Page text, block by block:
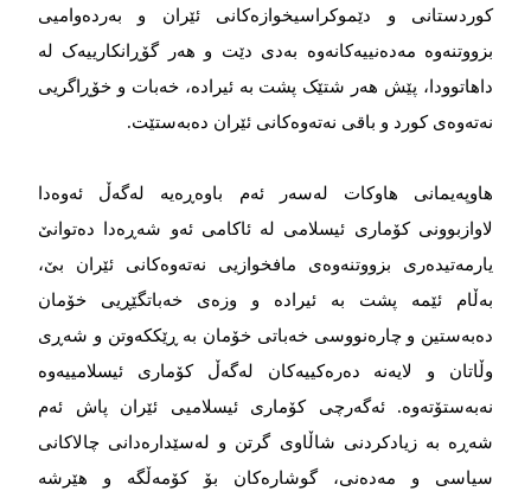
کوردستانی و دێموکراسیخوازەکانی ئێران و بەردەوامیی
بزووتنەوە مەدەنییەکانەوە بەدی دێت و هەر گۆڕانکارییەک لە
داهاتوودا، پێش هەر شتێک پشت بە ئیرادە، خەبات و خۆڕاگریی
نەتەوەی کورد و باقی نەتەوەکانی ئێران دەبەستێت.
هاوپەیمانی هاوکات لەسەر ئەم باوەڕەیە لەگەڵ ئەوەدا
لاوازبوونی کۆماری ئیسلامی لە ئاکامی ئەو شەڕەدا دەتوانێ
یارمەتیدەری بزووتنەوەی مافخوازیی نەتەوەکانی ئێران بێ،
بەڵام ئێمە پشت بە ئیرادە و وزەی خەباتگێڕیی خۆمان
دەبەستین و چارەنووسی خەباتی خۆمان بە ڕێککەوتن و شەڕی
وڵاتان و لایەنە دەرەکییەکان لەگەڵ کۆماری ئیسلامییەوە
نەبەستۆتەوە. ئەگەرچی کۆماری ئیسلامیی ئێران پاش ئەم
شەڕە بە زیادکردنی شاڵاوی گرتن و لەسێدارەدانی چالاکانی
سیاسی و مەدەنی، گوشارەکان بۆ کۆمەڵگە و هێرشە